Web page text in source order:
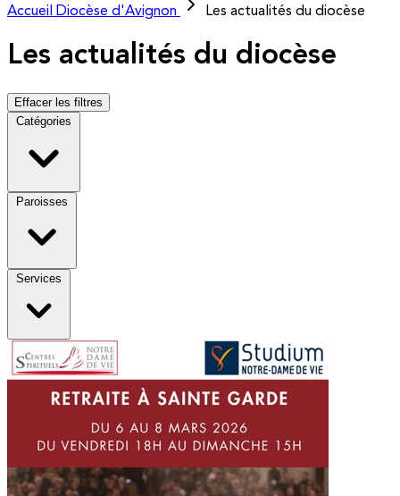
Accueil
Diocèse d'Avignon Les actualités du diocèse
Les actualités du diocèse
Effacer les filtres
Catégories
Paroisses
Services